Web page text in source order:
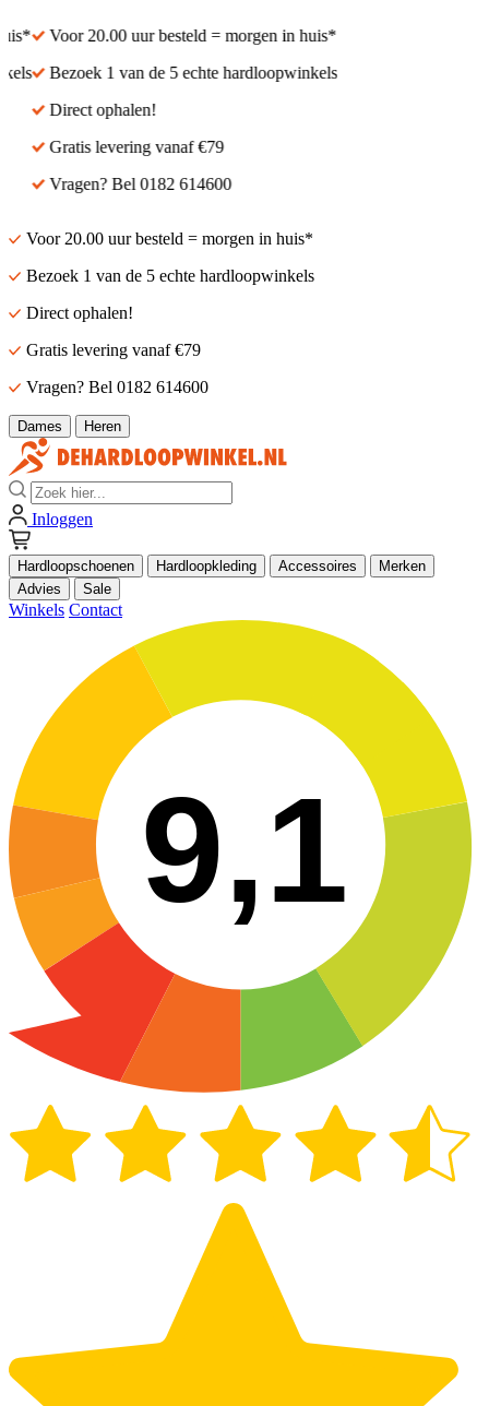
Voor 20.00 uur besteld = morgen in huis*
Bezoek 1 van de 5 echte hardloopwinkels
Direct ophalen!
Gratis levering vanaf €79
Vragen? Bel 0182 614600
Voor 20.00 uur besteld = morgen in huis*
Bezoek 1 van de 5 echte hardloopwinkels
Direct ophalen!
Gratis levering vanaf €79
Vragen? Bel 0182 614600
Dames Heren
Zoek
Inloggen
Hardloopschoenen Hardloopkleding Accessoires
Merken
Advies
Sale
Winkels Contact
9,1